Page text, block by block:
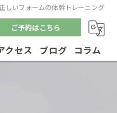
しいフォームの体幹トレーニング
ご予約はこちら
クセス ブログ コラム